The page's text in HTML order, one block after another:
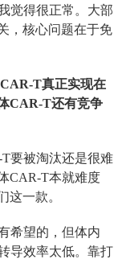
觉得很正常。大部
，核心问题在于免
T真正实现在
CAR-T还有竞争
要被淘汰还是很难
CAR-T本就难度
这一款。
希望的，但体内
导效率太低。靠打